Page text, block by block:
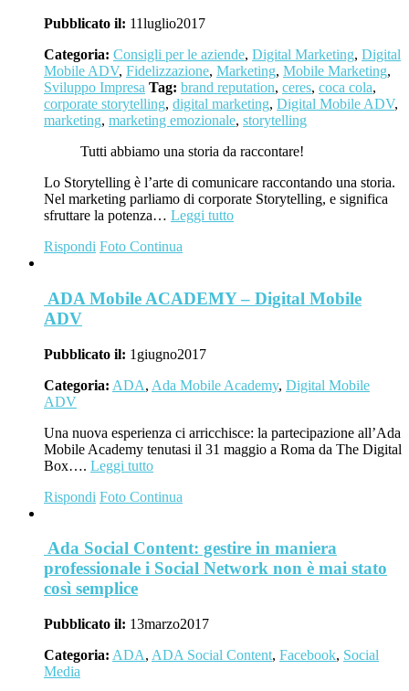
Pubblicato il: 11luglio2017
Categoria: Consigli per le aziende, Digital Marketing, Digital
Mobile ADV, Fidelizzazione, Marketing, Mobile Marketing,
Sviluppo Impresa Tag: brand reputation, ceres, coca cola,
corporate storytelling, digital marketing, Digital Mobile ADV,
marketing, marketing emozionale, storytelling
Tutti abbiamo una storia da raccontare!
Lo Storytelling è l’arte di comunicare raccontando una storia.
Nel marketing parliamo di corporate Storytelling, e significa
sfruttare la potenza… Leggi tutto
Rispondi Foto Continua
ADA Mobile ACADEMY – Digital Mobile
ADV
Pubblicato il: 1 giugno2017
Categoria: ADA, Ada Mobile Academy, Digital Mobile
ADV
Una nuova esperienza ci arricchisce: la partecipazione all’Ada
Mobile Academy tenutasi il 31 maggio a Roma da The Digital
Box…. Leggi tutto
Rispondi Foto Continua
Ada Social Content: gestire in maniera
professionale i Social Network non è mai stato
così semplice
Pubblicato il: 13marzo2017
Categoria: ADA, ADA Social Content, Facebook, Social
Media